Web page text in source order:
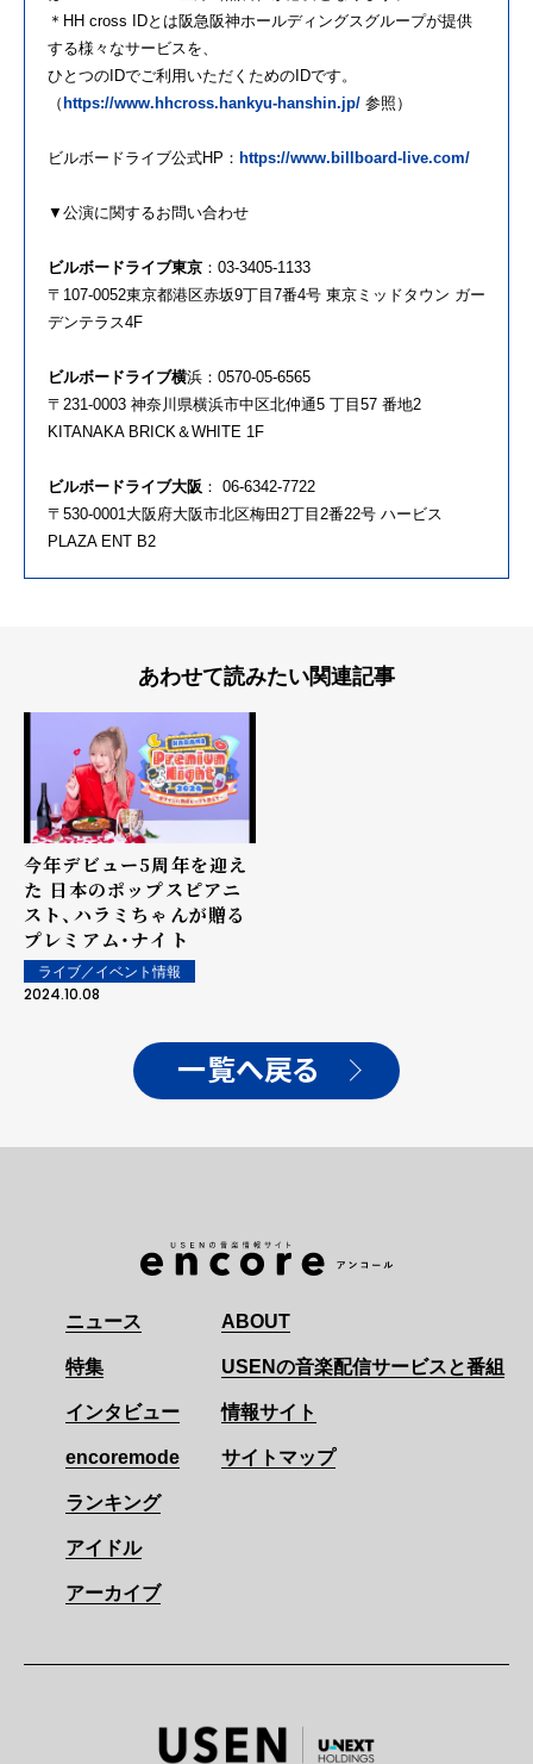
＊HH cross IDとは阪急阪神ホールディングスグループが提供
する様々なサービスを、
ひとつのIDでご利用いただくためのIDです。
（https://www.hhcross.hankyu-hanshin.jp/ 参照）
ビルボードライブ公式HP： https://www.billboard-live.com/
▼公演に関するお問い合わせ
ビルボードライブ東京 ：03-3405-1133
〒107-0052東京都港区赤坂9丁目7番4号 東京ミッドタウン ガー
デンテラス4F
ビルボードライブ横浜：0570-05-6565
〒231-0003 神奈川県横浜市中区北仲通5 丁目57 番地2
KITANAKA BRICK＆WHITE 1F
ビルボードライブ大阪 ： 06-6342-7722
〒530-0001大阪府大阪市北区梅田2丁目2番22号 ハービス
PLAZA ENT B2
あわせて読みたい関連記事
今年デビュー5周年を迎え
た 日本のポップスピアニ
スト、ハラミちゃんが贈る
プレミアム・ナイト
ライブ／イベント情報
2024.10.08
一覧へ戻る
ニュース
特集
インタビュー
encoremode
ランキング
アイドル
アーカイブ
ABOUT
USENの音楽配信サービスと番組
情報サイト
サイトマップ